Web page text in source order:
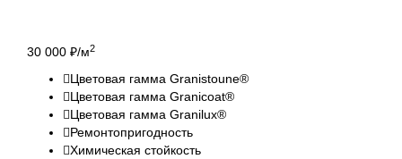
30 000 ₽/м2
Цветовая гамма Granistoune®
Цветовая гамма Granicoat®
Цветовая гамма Granilux®
Ремонтопригодность
Химическая стойкость